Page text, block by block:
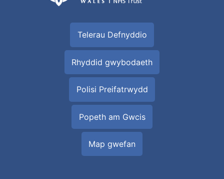
Telerau Defnyddio
Rhyddid gwybodaeth
Polisi Preifatrwydd
Popeth am Gwcis
Map gwefan